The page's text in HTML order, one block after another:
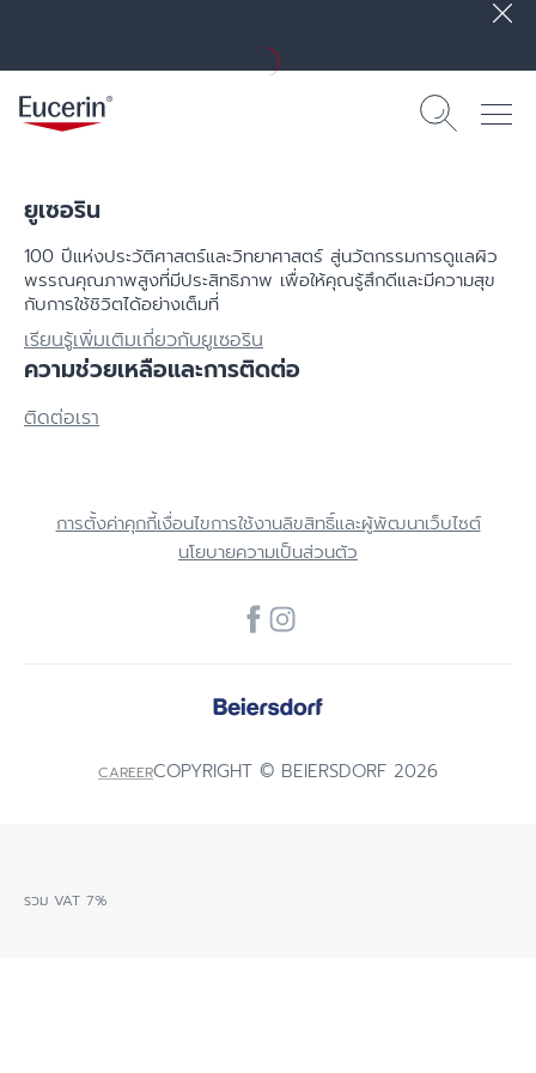
ยูเซอริน
100 ปีแห่งประวัติศาสตร์​และวิทยาศาสตร์ สู่นวัตกรรมการดูแลผิว
พรรณคุณภาพสูงที่มีประสิทธิภาพ เพื่อให้คุณรู้สึกดีและมีความสุข
กับการใช้ชิวิตได้อย่างเต็มที่
เรียนรู้เพิ่มเติมเกี่ยวกับยูเซอริน
ความช่วยเหลือและการติดต่อ
ติดต่อเรา
การตั้งค่าคุกกี้เงื่อนไขการใช้งานลิขสิทธิ์และผู้พัฒนาเว็บไซต์
นโยบายความเป็นส่วนตัว
CAREERCOPYRIGHT © BEIERSDORF 2026